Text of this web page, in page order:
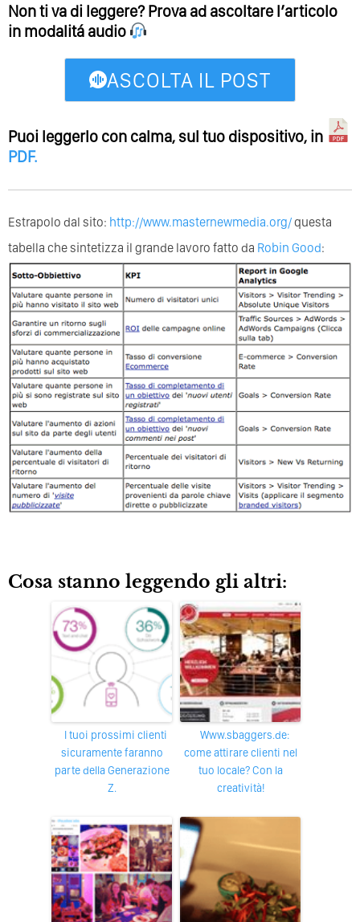
Non ti va di leggere? Prova ad ascoltare l’articolo
in modalitá audio
ASCOLTA IL POST
Puoi leggerlo con calma, sul tuo dispositivo, in
PDF.
Estrapolo dal sito: http://www.masternewmedia.org/questa
tabella che sintetizza il grande lavoro fatto da Robin Good:
Cosa stanno leggendo gli altri:
I tuoi prossimi clienti
sicuramente faranno
parte della Generazione
Z.
www.sbaggers.de:
come attirare clienti nel
tuo locale? Con la
creatività!